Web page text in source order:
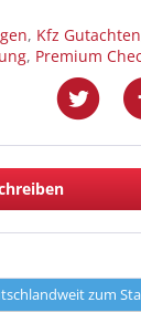
, Kfz Gutachten
, Premium
zum